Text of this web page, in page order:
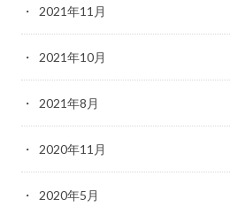
2021年11月
2021年10月
2021年8月
2020年11月
2020年5月